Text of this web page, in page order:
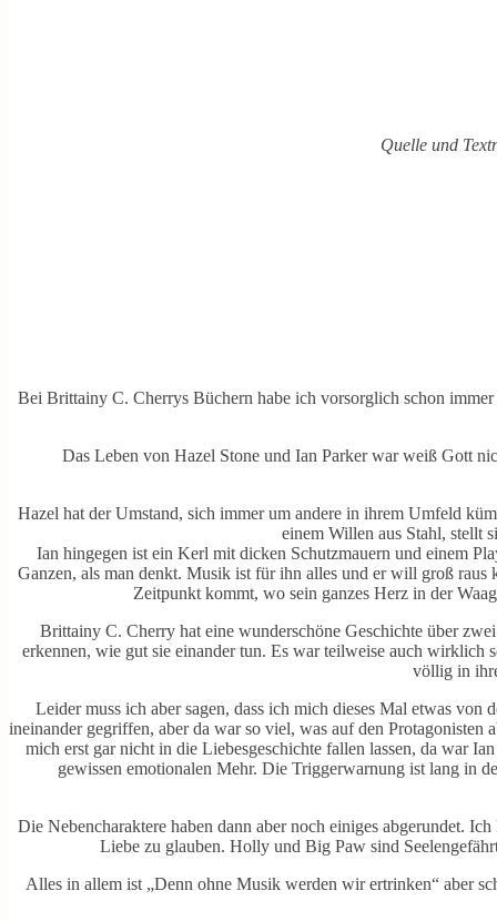
Quelle und
Bei Brittainy C. Cherrys Büchern habe ich vorsorglich schon
Das Leben von Hazel Stone und Ian Parker war weiß Gott
Hazel hat der Umstand, sich immer um andere in ihrem Umfeld
einem Willen aus Stahl, stellt
Ian hingegen ist ein Kerl mit dicken Schutzmauern und einem
Ganzen, als man denkt. Musik ist für ihn alles und er will groß
Zeitpunkt kommt, wo sein ganzes Herz in der
Brittainy C. Cherry hat eine wunderschöne Geschichte über
erkennen, wie gut sie einander tun. Es war teilweise auch
völlig in
Leider muss ich aber sagen, dass ich mich dieses Mal etwas von
ineinander gegriffen, aber da war so viel, was auf den
mich erst gar nicht in die Liebesgeschichte fallen lassen, da war
gewissen emotionalen Mehr. Die Triggerwarnung ist lang in
Die Nebencharaktere haben dann aber noch einiges abgerundet.
Liebe zu glauben. Holly und Big Paw sind
Alles in allem ist „Denn ohne Musik werden wir ertrinken“ aber